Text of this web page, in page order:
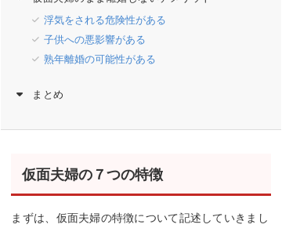
浮気をされる危険性がある
子供への悪影響がある
熟年離婚の可能性がある
まとめ
仮面夫婦の７つの特徴
まずは、仮面夫婦の特徴について記述していきまし